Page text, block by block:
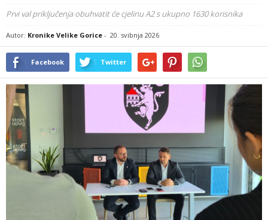
Prvi val priključenja obuhvatit će cjelinu A2 s ukupno 1630 korisnika
Autor: Kronike Velike Gorice - 20. svibnja 2026
Facebook Twitter